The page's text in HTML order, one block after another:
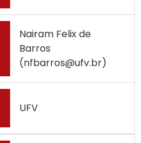
Nairam Felix de
Barros
(nfbarros@ufv.br)
UFV